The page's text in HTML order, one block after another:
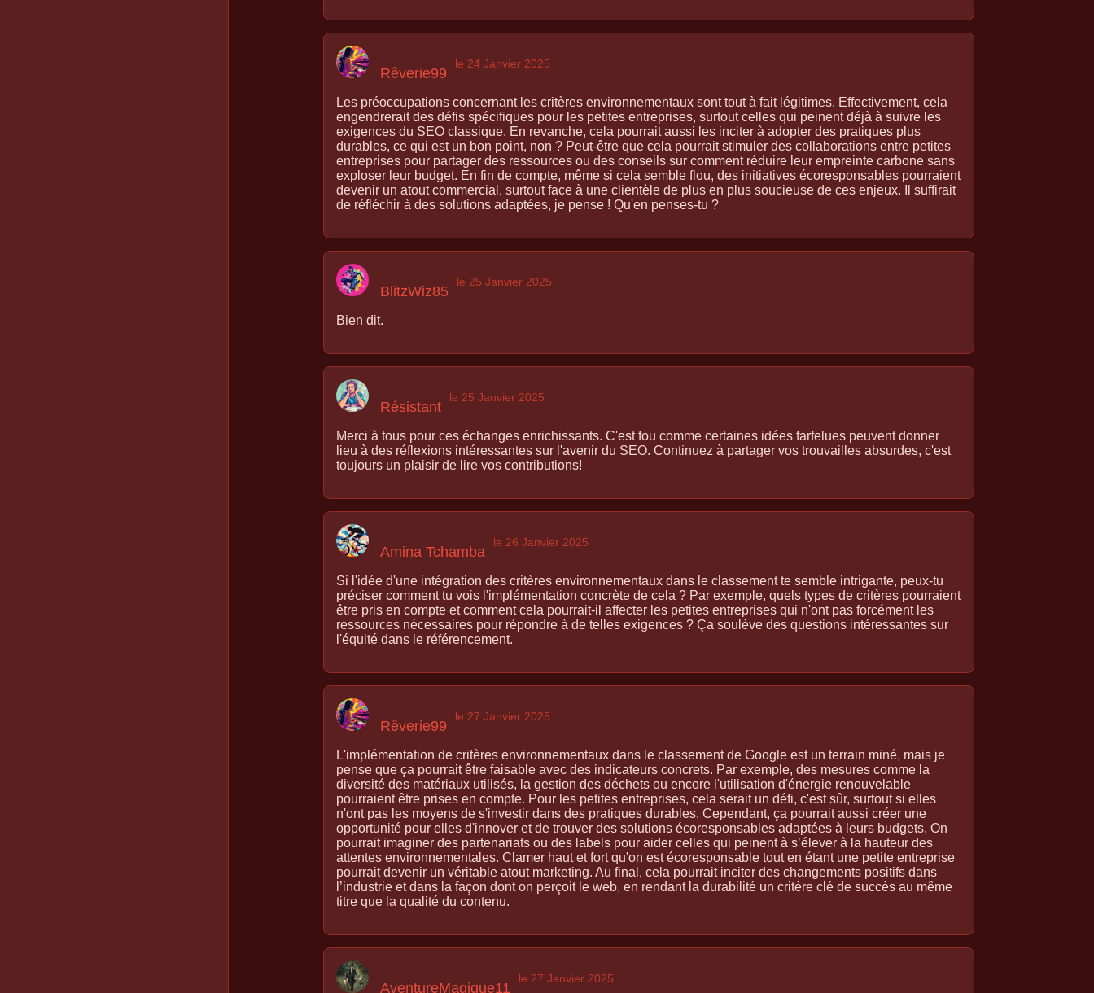
Rêverie99
le 24 Janvier 2025
Les préoccupations concernant les critères environnementaux sont tout à fait légitimes. Effectivement, cela
engendrerait des défis spécifiques pour les petites entreprises, surtout celles qui peinent déjà à suivre les
exigences du SEO classique. En revanche, cela pourrait aussi les inciter à adopter des pratiques plus
durables, ce qui est un bon point, non ? Peut-être que cela pourrait stimuler des collaborations entre petites
entreprises pour partager des ressources ou des conseils sur comment réduire leur empreinte carbone sans
exploser leur budget. En fin de compte, même si cela semble flou, des initiatives écoresponsables pourraient
devenir un atout commercial, surtout face à une clientèle de plus en plus soucieuse de ces enjeux. Il suffirait
de réfléchir à des solutions adaptées, je pense ! Qu'en penses-tu ?
BlitzWiz85
le 25 Janvier 2025
Bien dit.
Résistant
le 25 Janvier 2025
Merci à tous pour ces échanges enrichissants. C'est fou comme certaines idées farfelues peuvent donner
lieu à des réflexions intéressantes sur l'avenir du SEO. Continuez à partager vos trouvailles absurdes, c'est
toujours un plaisir de lire vos contributions!
Amina Tchamba
le 26 Janvier 2025
Si l'idée d'une intégration des critères environnementaux dans le classement te semble intrigante, peux-tu
préciser comment tu vois l'implémentation concrète de cela ? Par exemple, quels types de critères pourraient
être pris en compte et comment cela pourrait-il affecter les petites entreprises qui n'ont pas forcément les
ressources nécessaires pour répondre à de telles exigences ? Ça soulève des questions intéressantes sur
l'équité dans le référencement.
Rêverie99
le 27 Janvier 2025
L'implémentation de critères environnementaux dans le classement de Google est un terrain miné, mais je
pense que ça pourrait être faisable avec des indicateurs concrets. Par exemple, des mesures comme la
diversité des matériaux utilisés, la gestion des déchets ou encore l'utilisation d'énergie renouvelable
pourraient être prises en compte. Pour les petites entreprises, cela serait un défi, c'est sûr, surtout si elles
n'ont pas les moyens de s'investir dans des pratiques durables. Cependant, ça pourrait aussi créer une
opportunité pour elles d'innover et de trouver des solutions écoresponsables adaptées à leurs budgets. On
pourrait imaginer des partenariats ou des labels pour aider celles qui peinent à s’élever à la hauteur des
attentes environnementales. Clamer haut et fort qu'on est écoresponsable tout en étant une petite entreprise
pourrait devenir un véritable atout marketing. Au final, cela pourrait inciter des changements positifs dans
l’industrie et dans la façon dont on perçoit le web, en rendant la durabilité un critère clé de succès au même
titre que la qualité du contenu.
AventureMagique11
le 27 Janvier 2025